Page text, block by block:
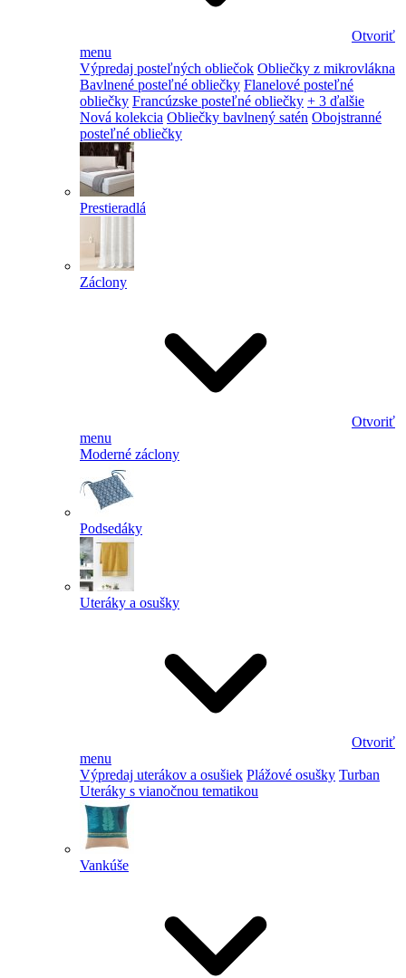
Otvoriť
menu
Výpredaj posteľných obliečok Obliečky z mikrovlákna
Bavlnené posteľné obliečky Flanelové posteľné
obliečky Francúzske posteľné obliečky + 3 ďalšie
Nová kolekcia Obliečky bavlnený satén Obojstranné
posteľné obliečky
Prestieradlá
Záclony
Otvoriť
menu
Moderné záclony
Podsedáky
Uteráky a osušky
Otvoriť
menu
Výpredaj uterákov a osušiek Plážové osušky Turban
Uteráky s vianočnou tematikou
Vankúše